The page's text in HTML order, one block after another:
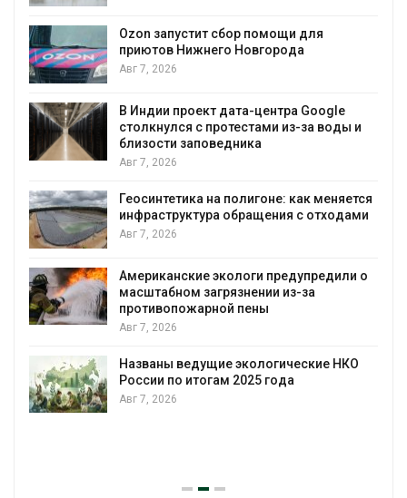
Ozon запустит сбор помощи для
приютов Нижнего Новгорода
Авг 7, 2026
В Индии проект дата-центра Google
столкнулся с протестами из-за воды и
близости заповедника
Авг 7, 2026
Геосинтетика на полигоне: как меняется
инфраструктура обращения с отходами
Авг 7, 2026
Американские экологи предупредили о
масштабном загрязнении из-за
противопожарной пены
Авг 7, 2026
Названы ведущие экологические НКО
России по итогам 2025 года
Авг 7, 2026